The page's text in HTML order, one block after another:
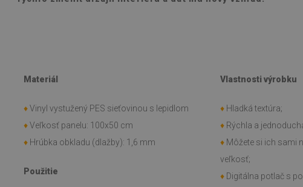
Materiál
♦Vinyl vystužený PES sieťovinou s lepidlom
♦Veľkosť panelu: 100x50 cm
♦ Hrúbka obkladu (dlažby): 1,6 mm
Použitie
Vlastnosti výrobku
♦ Hladká textúra;
♦ Rýchla a
♦ Môžete si ich sami
veľkosť;
♦ Digitálna potlač s